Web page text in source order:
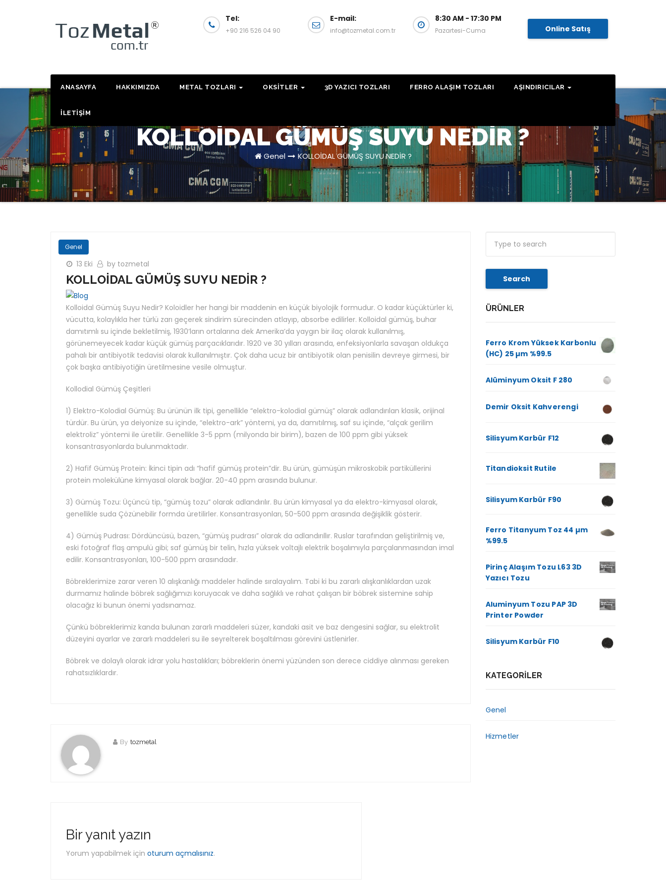
Tel:
+90 216 526 04 90
E-mail:
info@tozmetal.com.tr
8:30 AM - 17:30 PM
Pazartesi-Cuma Online Satış
ANASAYFA HAKKIMIZDA METAL TOZLARI OKSITLER 3D YAZICI TOZLARI FERRO ALAŞIM TOZLARI AŞINDIRICILAR
İLETİŞİM
KOLLOİDAL GÜMÜŞ SUYU NEDİR ?
Genel KOLLOİDAL GÜMÜŞ SUYU NEDİR ?
Genel
13 Eki by tozmetal
KOLLOİDAL GÜMÜŞ SUYU NEDİR ?
Kolloidal Gümüş Suyu Nedir? Koloidler her hangi bir maddenin en küçük biyolojik formudur. O kadar küçüktürler ki,
vücutta, kolaylıkla her türlü zarı geçerek sindirim sürecinden atlayıp, absorbe edilirler. Kolloidal gümüş, buhar
damıtımlı su içinde bekletilmiş, 1930’ların ortalarına dek Amerika’da yaygın bir ilaç olarak kullanılmış,
görünemeyecek kadar küçük gümüş parçacıklarıdır. 1920 ve 30 yılları arasında, enfeksiyonlarla savaşan oldukça
pahalı bir antibiyotik tedavisi olarak kullanılmıştır. Çok daha ucuz bir antibiyotik olan penisilin devreye girmesi, bir
çok başka antibiyotiğin üretilmesine vesile olmuştur.
Kollodial Gümüş Çeşitleri
1) Elektro-Kolodial Gümüş: Bu ürünün ilk tipi, genellikle “elektro-kolodial gümüş” olarak adlandırılan klasik, orijinal
türdür. Bu ürün, ya deiyonize su içinde, “elektro-ark” yöntemi, ya da, damıtılmış, saf su içinde, “alçak gerilim
elektroliz” yöntemi ile üretilir. Genellikle 3-5 ppm (milyonda bir birim), bazen de 100 ppm gibi yüksek
konsantrasyonlarda bulunmaktadır.
2) Hafif Gümüş Protein: İkinci tipin adı “hafif gümüş protein”dir. Bu ürün, gümüşün mikroskobik partiküllerini
protein molekülüne kimyasal olarak bağlar. 20-40 ppm arasında bulunur.
3) Gümüş Tozu: Üçüncü tip, “gümüş tozu” olarak adlandırılır. Bu ürün kimyasal ya da elektro-kimyasal olarak,
genellikle suda Çözünebilir formda üretilirler. Konsantrasyonları, 50-500 ppm arasında değişiklik gösterir.
4) Gümüş Pudrası: Dördüncüsü, bazen, “gümüş pudrası” olarak da adlandırıllır. Ruslar tarafından geliştirilmiş ve,
eski fotoğraf flaş ampulü gibi; saf gümüş bir telin, hızla yüksek voltajlı elektrik boşalımıyla parçalanmasından imal
edilir. Konsantrasyonları, 100-500 ppm arasındadır.
Böbreklerimize zarar veren 10 alışkanlığı maddeler halinde sıralayalım. Tabi ki bu zararlı alışkanlıklardan uzak
durmamız halinde böbrek sağlığımızı koruyacak ve daha sağlıklı ve rahat çalışan bir böbrek sistemine sahip
olacağız ki bunun önemi yadsınamaz.
Çünkü böbreklerimiz kanda bulunan zararlı maddeleri süzer, kandaki asit ve baz dengesini sağlar, su elektrolit
düzeyini ayarlar ve zararlı maddeleri su ile seyrelterek boşaltılması görevini üstlenirler.
Böbrek ve dolaylı olarak idrar yolu hastalıkları; böbreklerin önemi yüzünden son derece ciddiye alınması gereken
rahatsızlıklardır.
By tozmetal
Bir yanıt yazın
Yorum yapabilmek için oturum açmalısınız.
Search
ÜRÜNLER
Ferro Krom Yüksek Karbonlu
(HC) 25 µm %99.5
Alüminyum Oksit F 280
Demir Oksit Kahverengi
Silisyum Karbür F12
Titandioksit Rutile
Silisyum Karbür F90
Ferro Titanyum Toz 44 µm
%99.5
Pirinç Alaşım Tozu L63 3D
Yazıcı Tozu
Aluminyum Tozu PAP 3D
Printer Powder
Silisyum Karbür F10
KATEGORILER
Genel
Hizmetler